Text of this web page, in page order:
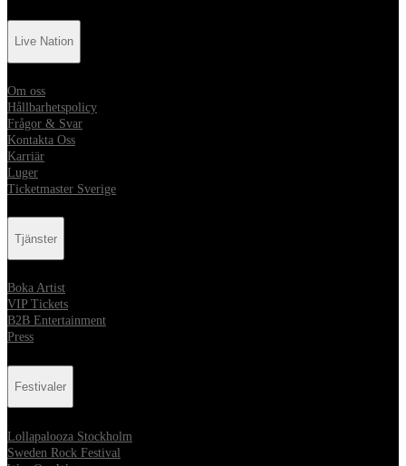
Live Nation
Om oss
Hållbarhetspolicy
Frågor & Svar
Kontakta Oss
Karriär
Luger
Ticketmaster Sverige
Tjänster
Boka Artist
VIP Tickets
B2B Entertainment
Press
Festivaler
Lollapalooza Stockholm
Sweden Rock Festival